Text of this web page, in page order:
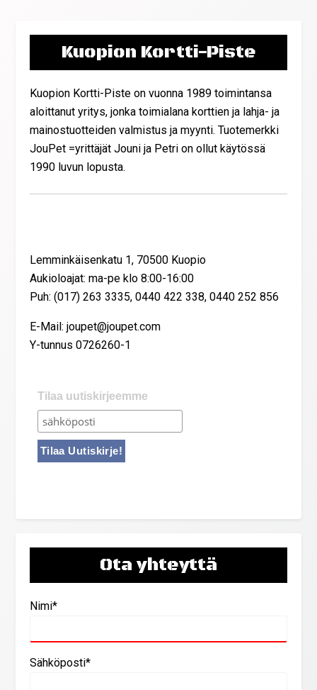
Kuopion Kortti-Piste
Kuopion Kortti-Piste on vuonna 1989 toimintansa
aloittanut yritys, jonka toimialana korttien ja lahja- ja
mainostuotteiden valmistus ja myynti. Tuotemerkki
JouPet =yrittäjät Jouni ja Petri on ollut käytössä
1990 luvun lopusta.
Lemminkäisenkatu 1, 70500 Kuopio
Aukioloajat: ma-pe klo 8:00-16:00
Puh: (017) 263 3335, 0440 422 338, 0440 252 856
E-Mail: joupet@joupet.com
Y-tunnus 0726260-1
Tilaa uutiskirjeemme
Ota yhteyttä
Nimi*
Sähköposti*